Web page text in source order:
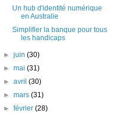
Un hub d'identité numérique
en Australie
Simplifier la banque pour tous
les handicaps
►juin(30)
►mai(31)
►avril(30)
►mars(31)
►février(28)